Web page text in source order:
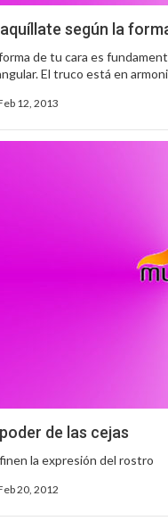
según la
de tu cara es
El truco está en
12, 2013
de las cejas
la expresión del rostro
20, 2012